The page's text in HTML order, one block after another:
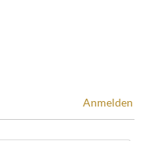
Anmelden